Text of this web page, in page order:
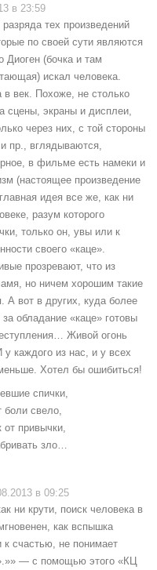
в 23:59
тех произведений
по своей сути являются
Диоген (бочка и там
искал человека.
в век. Похоже, не столько
сцены, экраны и дисплеи,
через них, с той стороны
пр., вглядываются,
в фильме есть намеки и
(настоящее произведение
идея все же, как ни
разум которого
только он, увы или к
своего «каце».
прозревают, что из
но ничем хорошим такие
А вот в других, куда более
обладание «каце» готовы
Живой огонь
каждого из нас, и у всех
Хотел бы ошибиться!
спички,
свело,
привычки,
зло…
в 09:25
ни крути, поиск человека в
как вспышка
к счастью, не понимает
— с помощью этого «КЦ